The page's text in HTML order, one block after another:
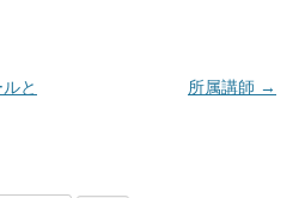
と
所属講師 →